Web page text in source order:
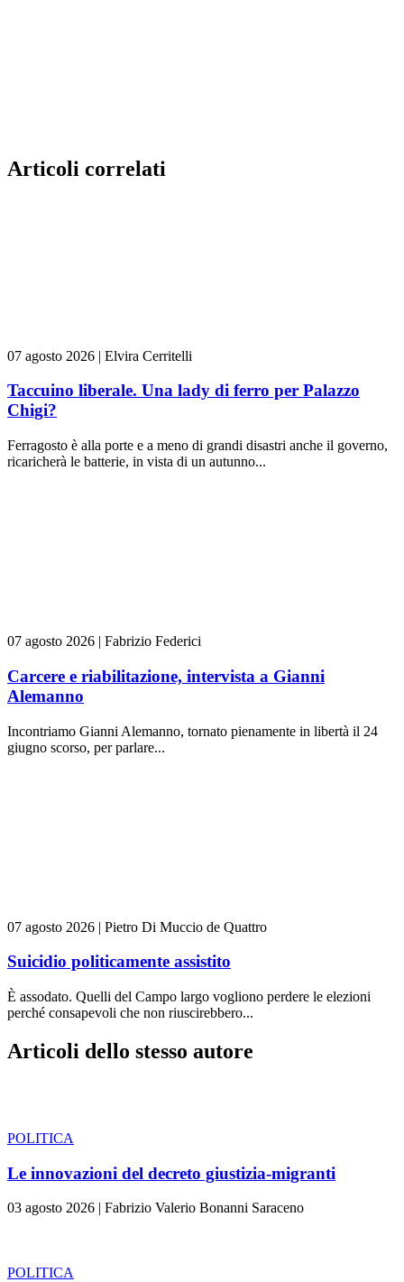
Articoli correlati
07 agosto 2026 | Elvira Cerritelli
Taccuino liberale. Una lady di ferro per Palazzo
Chigi?
Ferragosto è alla porte e a meno di grandi disastri anche il governo,
ricaricherà le batterie, in vista di un autunno...
07 agosto 2026 | Fabrizio Federici
Carcere e riabilitazione, intervista a Gianni
Alemanno
Incontriamo Gianni Alemanno, tornato pienamente in libertà il 24
giugno scorso, per parlare...
07 agosto 2026 | Pietro Di Muccio de Quattro
Suicidio politicamente assistito
È assodato. Quelli del Campo largo vogliono perdere le elezioni
perché consapevoli che non riuscirebbero...
Articoli dello stesso autore
POLITICA
Le innovazioni del decreto giustizia-migranti
03 agosto 2026 | Fabrizio Valerio Bonanni Saraceno
POLITICA